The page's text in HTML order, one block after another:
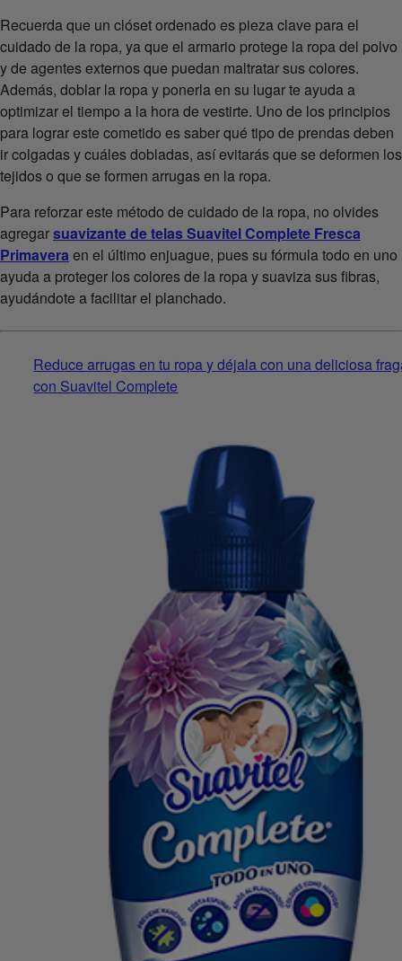
Recuerda que un clóset ordenado es pieza clave para el
cuidado de la ropa, ya que el armario protege la ropa del polvo
y de agentes externos que puedan maltratar sus colores.
Además, doblar la ropa y ponerla en su lugar te ayuda a
optimizar el tiempo a la hora de vestirte. Uno de los principios
para lograr este cometido es saber qué tipo de prendas deben
ir colgadas y cuáles dobladas, así evitarás que se deformen los
tejidos o que se formen arrugas en la ropa.
Para reforzar este método de cuidado de la ropa, no olvides
agregarsuavizante de telas Suavitel Complete Fresca
Primavera en el último enjuague, pues su fórmula todo en uno
ayuda a proteger los colores de la ropa y suaviza sus fibras,
ayudándote a facilitar el planchado.
Reduce arrugas en tu ropa y déjala con una deliciosa
con Suavitel Complete